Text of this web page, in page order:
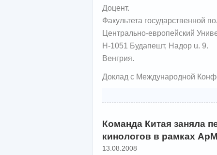
Доцент.
Факультета государственной
Центрально-европейский
H-1051 Будапешт, Надор u. 9.
Венгрия.
Доклад с Международной
Команда Китая заняла
кинологов в рамках
13.08.2008